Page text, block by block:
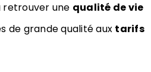
retrouver une qualité de vie
de grande qualité aux tarifs